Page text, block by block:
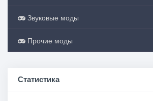
Звуковые моды
Прочие моды
Статистика